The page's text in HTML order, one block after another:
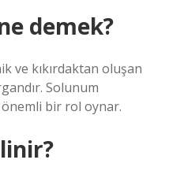
demek?
ve kıkırdaktan oluşan
Solunum
bir rol oynar.